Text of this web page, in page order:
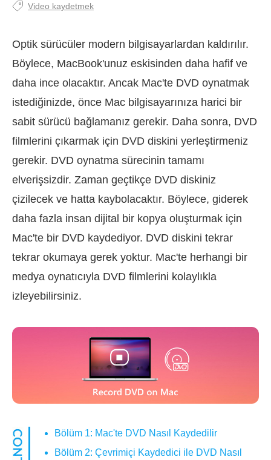
Video kaydetmek
Optik sürücüler modern bilgisayarlardan kaldırılır.
Böylece, MacBook'unuz eskisinden daha hafif ve
daha ince olacaktır. Ancak Mac'te DVD oynatmak
istediğinizde, önce Mac bilgisayarınıza harici bir
sabit sürücü bağlamanız gerekir. Daha sonra, DVD
filmlerini çıkarmak için DVD diskini yerleştirmeniz
gerekir. DVD oynatma sürecinin tamamı
elverişsizdir. Zaman geçtikçe DVD diskiniz
çizilecek ve hatta kaybolacaktır. Böylece, giderek
daha fazla insan dijital bir kopya oluşturmak için
Mac'te bir DVD kaydediyor. DVD diskini tekrar
tekrar okumaya gerek yoktur. Mac'te herhangi bir
medya oynatıcıyla DVD filmlerini kolaylıkla
izleyebilirsiniz.
Bölüm 1: Mac'te DVD Nasıl Kaydedilir
Bölüm 2: Çevrimiçi Kaydedici ile DVD Nasıl